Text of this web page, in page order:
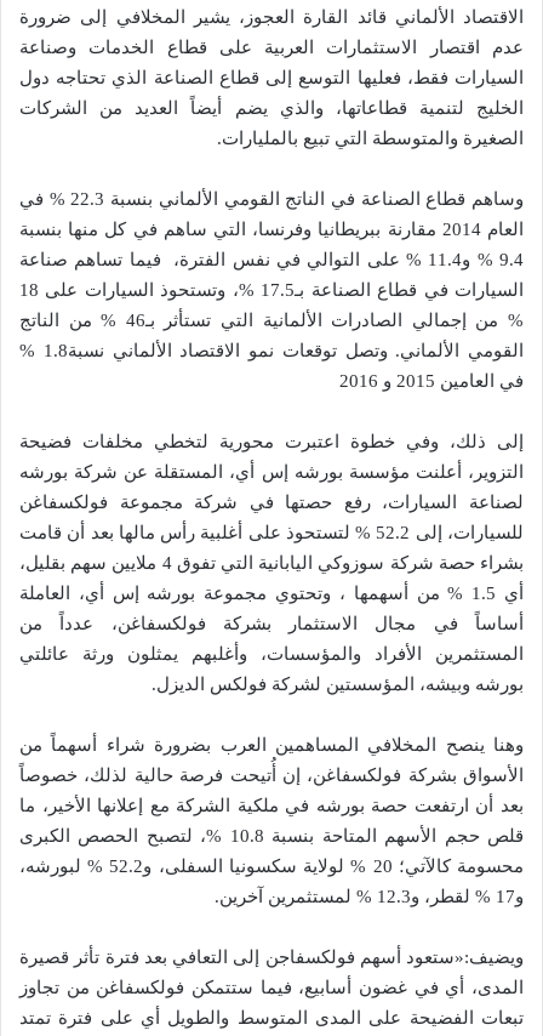
الاقتصاد الألماني قائد القارة العجوز، يشير المخلافي إلى ضرورة
عدم اقتصار الاستثمارات العربية على قطاع الخدمات وصناعة
السيارات فقط، فعليها التوسع إلى قطاع الصناعة الذي تحتاجه دول
الخليج لتنمية قطاعاتها، والذي يضم أيضاً العديد من الشركات
الصغيرة والمتوسطة التي تبيع بالمليارات.
وساهم قطاع الصناعة في الناتج القومي الألماني بنسبة 22.3 % في
العام 2014 مقارنة ببريطانيا وفرنسا، التي ساهم في كل منها بنسبة
9.4 % و11.4 % على التوالي في نفس الفترة، فيما تساهم صناعة
السيارات في قطاع الصناعة بـ17.5 %، وتستحوذ السيارات على 18
% من إجمالي الصادرات الألمانية التي تستأثر بـ46 % من الناتج
القومي الألماني. وتصل توقعات نمو الاقتصاد الألماني نسبة1.8 %
في العامين 2015 و 2016
إلى ذلك، وفي خطوة اعتبرت محورية لتخطي مخلفات فضيحة
التزوير، أعلنت مؤسسة بورشه إس أي، المستقلة عن شركة بورشه
لصناعة السيارات، رفع حصتها في شركة مجموعة فولكسفاغن
للسيارات، إلى 52.2 % لتستحوذ على أغلبية رأس مالها بعد أن قامت
بشراء حصة شركة سوزوكي اليابانية التي تفوق 4 ملايين سهم بقليل،
أي 1.5 % من أسهمها ، وتحتوي مجموعة بورشه إس أي، العاملة
أساساً في مجال الاستثمار بشركة فولكسفاغن، عدداً من
المستثمرين الأفراد والمؤسسات، وأغلبهم يمثلون ورثة عائلتي
بورشه وبيشه، المؤسستين لشركة فولكس الديزل.
وهنا ينصح المخلافي المساهمين العرب بضرورة شراء أسهماً من
الأسواق بشركة فولكسفاغن، إن أُتيحت فرصة حالية لذلك، خصوصاً
بعد أن ارتفعت حصة بورشه في ملكية الشركة مع إعلانها الأخير، ما
قلص حجم الأسهم المتاحة بنسبة 10.8 %، لتصبح الحصص الكبرى
محسومة كالآتي؛ 20 % لولاية سكسونيا السفلى، و52.2 % لبورشه،
و17 % لقطر، و12.3 % لمستثمرين آخرين.
ويضيف:«ستعود أسهم فولكسفاجن إلى التعافي بعد فترة تأثر قصيرة
المدى، أي في غضون أسابيع، فيما ستتمكن فولكسفاغن من تجاوز
تبعات الفضيحة على المدى المتوسط والطويل أي على فترة تمتد